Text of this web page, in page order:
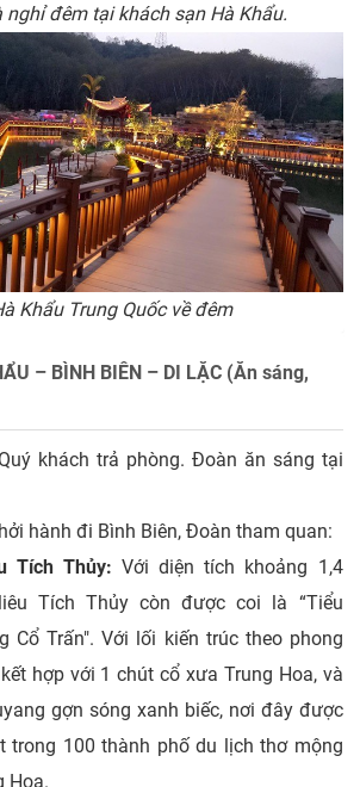
đêm tại khách sạn Hà Khẩu.
Khẩu Trung Quốc về đêm
– BÌNH BIÊN – DI LẶC (Ăn sáng,
khách trả phòng. Đoàn ăn sáng tại
hành đi Bình Biên, Đoàn tham quan:
Tích Thủy:Với diện tích khoảng 1,4
Tích Thủy còn được coi là “Tiểu
Cổ Trấn". Với lối kiến trúc theo phong
hợp với 1 chút cổ xưa Trung Hoa, và
gợn sóng xanh biếc, nơi đây được
trong 100 thành phố du lịch thơ mộng
Hoa.